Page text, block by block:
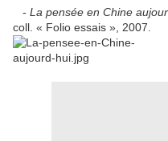
- La pensée en Chine
coll. « Folio essais », 2007.